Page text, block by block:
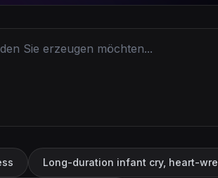
Long-duration infant cry, heart-